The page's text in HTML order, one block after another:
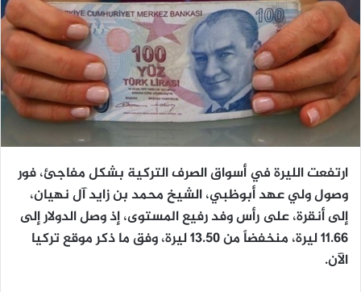
ارتفعت الليرة في أسواق الصرف التركية بشكل مفاجئ، فور
وصول ولي عهد أبوظبي، الشيخ محمد بن زايد آل نهيان،
إلى أنقرة، على رأس وفد رفيع المستوى، إذ وصل الدولار إلى
11.66 ليرة، منخفضاً من 13.50 ليرة، وفق ما ذكر موقع تركيا
الآن.